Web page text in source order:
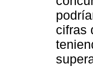
cifras